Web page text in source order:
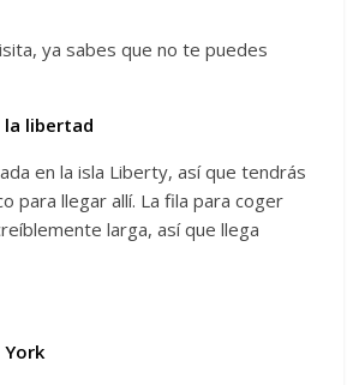
ya sabes que no te puedes
la libertad
en la isla Liberty, así que tendrás
para llegar allí. La fila para coger
larga, así que llega
York